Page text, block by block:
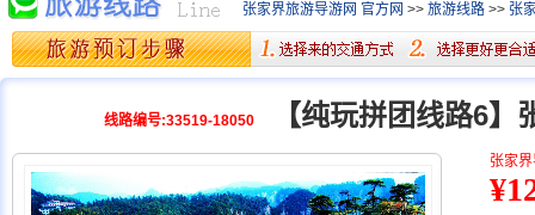
张家界旅游导游网 官方网 >> 旅游线路 >> 张
线路编号:33519-18050 【纯玩拼团线路6
张家